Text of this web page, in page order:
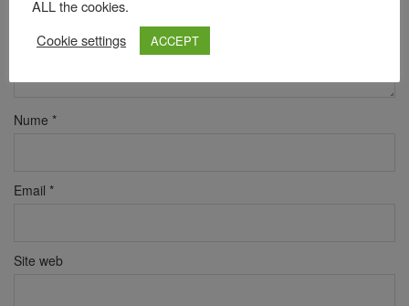
Nume *
Email *
Site web
ALL the cookies.
Cookie settings
ACCEPT